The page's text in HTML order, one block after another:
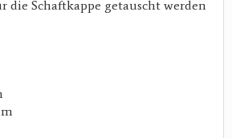
die Schaftkappe getauscht werden